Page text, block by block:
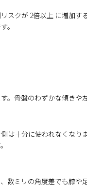
スクが 2倍以上 に増加
。
。骨盤のわずかな傾きや
は十分に使われなくな
数ミリの角度差でも膝